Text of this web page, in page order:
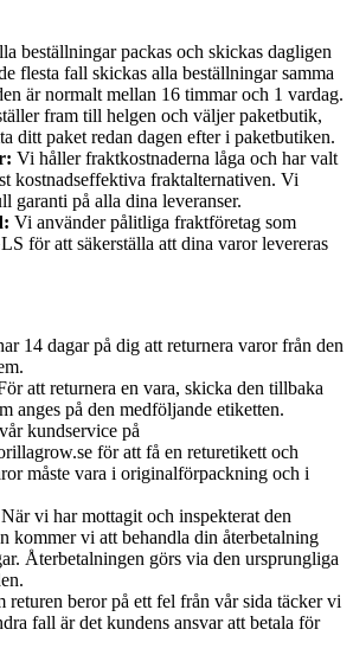
beställningar packas och skickas dagligen
flesta fall skickas alla beställningar samma
är normalt mellan 16 timmar och 1 vardag.
fram till helgen och väljer paketbutik,
ditt paket redan dagen efter i paketbutiken.
Vi håller fraktkostnaderna låga och har valt
kostnadseffektiva fraktalternativen. Vi
garanti på alla dina leveranser.
Vi använder pålitliga fraktföretag som
för att säkerställa att dina varor levereras
14 dagar på dig att returnera varor från den
att returnera en vara, skicka den tillbaka
anges på den medföljande etiketten.
kundservice på
för att få en returetikett och
måste vara i originalförpackning och i
När vi har mottagit och inspekterat den
kommer vi att behandla din återbetalning
Återbetalningen görs via den ursprungliga
returen beror på ett fel från vår sida täcker vi
fall är det kundens ansvar att betala för